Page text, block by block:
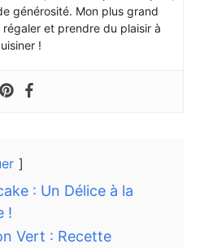
générosité. Mon plus grand
régaler et prendre du plaisir à
!
: Un Délice à la
!
Vert : Recette